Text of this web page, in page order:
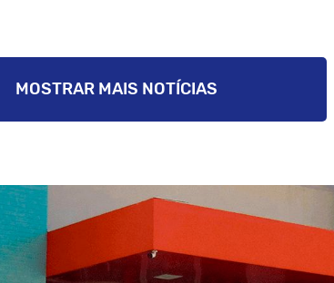
MOSTRAR MAIS NOTÍCIAS